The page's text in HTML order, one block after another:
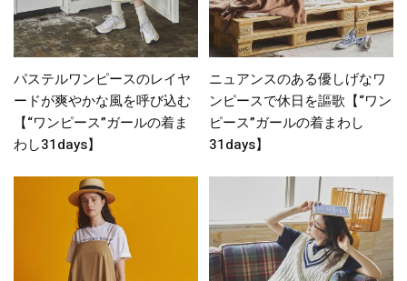
パステルワンピースのレイヤ
ードが爽やかな風を呼び込む
【“ワンピース”ガールの着ま
わし31days】
ニュアンスのある優しげなワ
ンピースで休日を謳歌【“ワン
ピース”ガールの着まわし
31days】